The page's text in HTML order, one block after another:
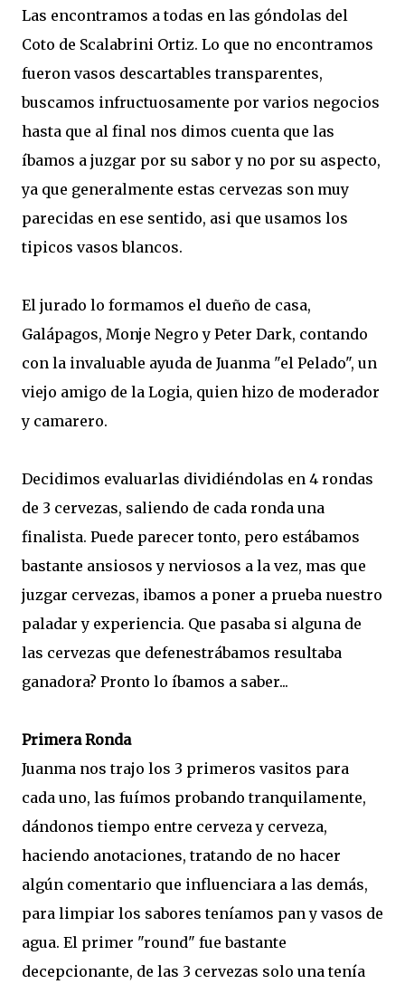
Las encontramos a todas en las góndolas del
Coto de Scalabrini Ortiz. Lo que no encontramos
fueron vasos descartables transparentes,
buscamos infructuosamente por varios negocios
hasta que al final nos dimos cuenta que las
íbamos a juzgar por su sabor y no por su aspecto,
ya que generalmente estas cervezas son muy
parecidas en ese sentido, asi que usamos los
tipicos vasos blancos.
El jurado lo formamos el dueño de casa,
Galápagos, Monje Negro y Peter Dark, contando
con la invaluable ayuda de Juanma "el Pelado", un
viejo amigo de la Logia, quien hizo de moderador
y camarero.
Decidimos evaluarlas dividiéndolas en 4 rondas
de 3 cervezas, saliendo de cada ronda una
finalista. Puede parecer tonto, pero estábamos
bastante ansiosos y nerviosos a la vez, mas que
juzgar cervezas, ibamos a poner a prueba nuestro
paladar y experiencia. Que pasaba si alguna de
las cervezas que defenestrábamos resultaba
ganadora? Pronto lo íbamos a saber...
Primera Ronda
Juanma nos trajo los 3 primeros vasitos para
cada uno, las fuímos probando tranquilamente,
dándonos tiempo entre cerveza y cerveza,
haciendo anotaciones, tratando de no hacer
algún comentario que influenciara a las demás,
para limpiar los sabores teníamos pan y vasos de
agua. El primer "round" fue bastante
decepcionante, de las 3 cervezas solo una tenía